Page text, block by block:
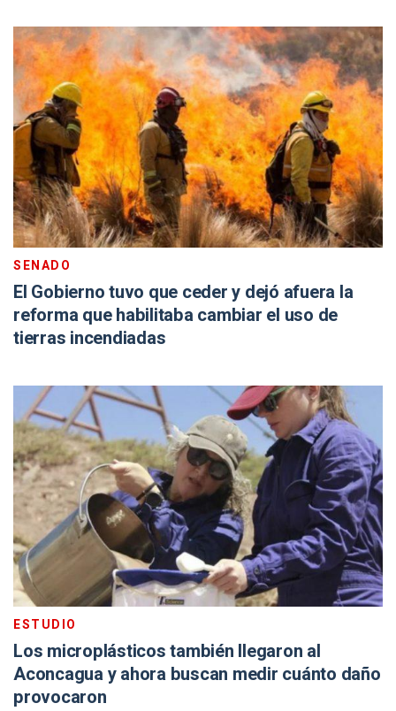
SENADO
El Gobierno tuvo que ceder y dejó afuera la
reforma que habilitaba cambiar el uso de
tierras incendiadas
ESTUDIO
Los microplásticos también llegaron al
Aconcagua y ahora buscan medir cuánto daño
provocaron